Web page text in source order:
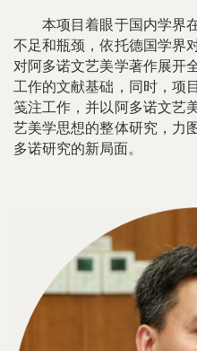
本项目着眼于国内学界在
不足和瓶颈，依托德国学界
对阿多诺文艺美学著作展开
工作的文献基础，同时，项
笺注工作，并以阿多诺文艺
艺美学思想的整体研究，力
多诺研究的新局面。